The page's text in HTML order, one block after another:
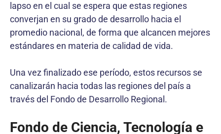
lapso en el cual se espera que estas regiones
converjan en su grado de desarrollo hacia el
promedio nacional, de forma que alcancen mejores
estándares en materia de calidad de vida.
Una vez finalizado ese período, estos recursos se
canalizarán hacia todas las regiones del país a
través del Fondo de Desarrollo Regional.
Fondo de Ciencia, Tecnología e